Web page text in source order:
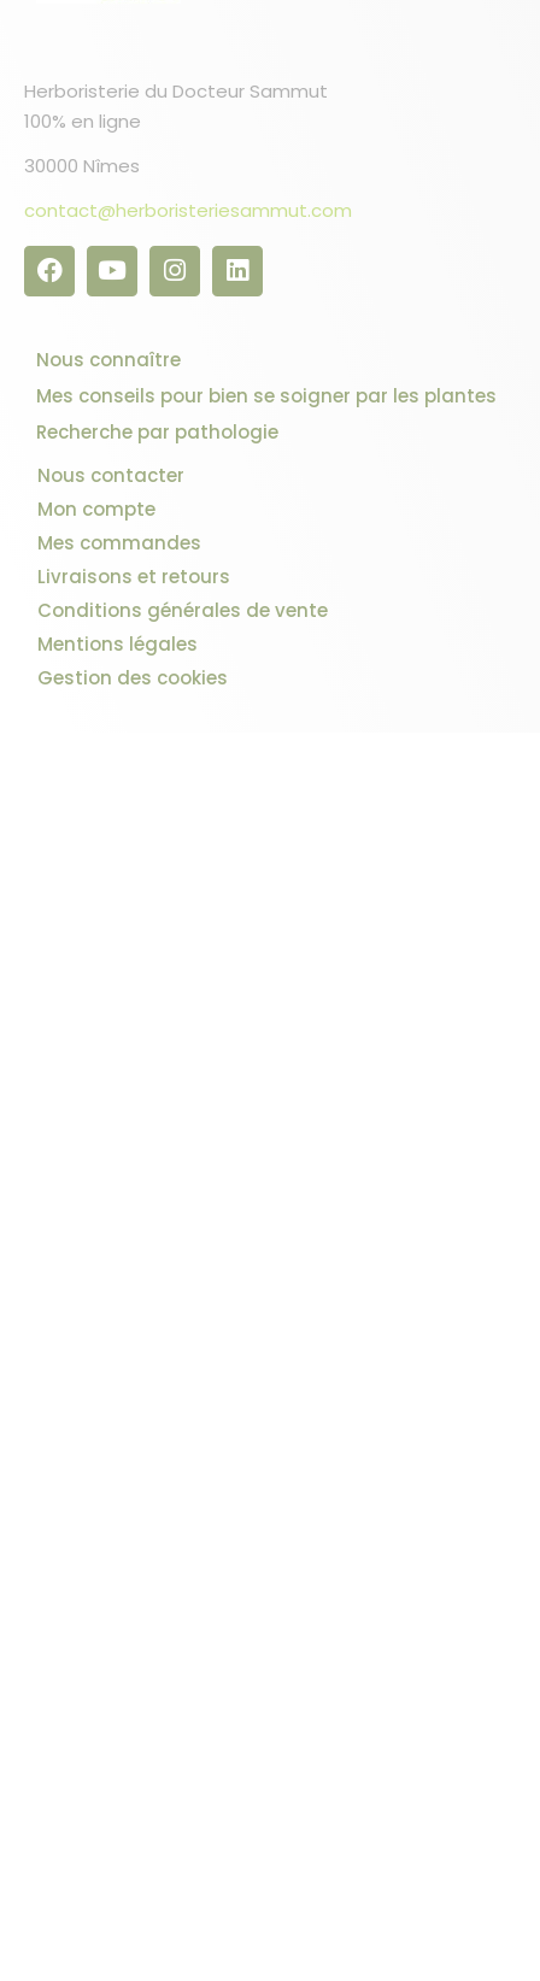
Herboristerie du Docteur Sammut
100% en ligne
30000 Nîmes
contact@herboristeriesammut.com
Nous connaître
Mes conseils pour bien se soigner par les plantes
Recherche par pathologie
Nous contacter
Mon compte
Mes commandes
Livraisons et retours
Conditions générales de vente
Mentions légales
Gestion des cookies